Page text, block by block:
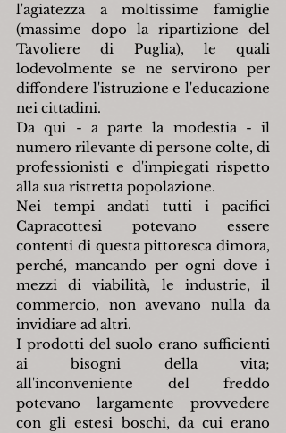
l'agiatezza a moltissime famiglie
(massime dopo la ripartizione del
Tavoliere di Puglia), le quali
lodevolmente se ne servirono per
diffondere l'istruzione e l'educazione
nei cittadini.
Da qui - a parte la modestia - il
numero rilevante di persone colte, di
professionisti e d'impiegati rispetto
alla sua ristretta popolazione.
Nei tempi andati tutti i pacifici
Capracottesi potevano essere
contenti di questa pittoresca dimora,
perché, mancando per ogni dove i
mezzi di viabilità, le industrie, il
commercio, non avevano nulla da
invidiare ad altri.
I prodotti del suolo erano sufficienti
ai bisogni della vita;
all'inconveniente del freddo
potevano largamente provvedere
con gli estesi boschi, da cui erano